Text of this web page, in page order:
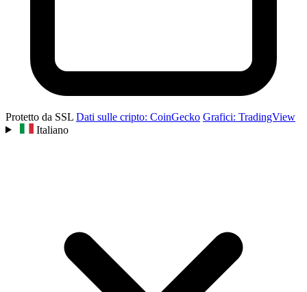
Protetto da SSL Dati sulle cripto: CoinGecko Grafici: TradingView
Italiano